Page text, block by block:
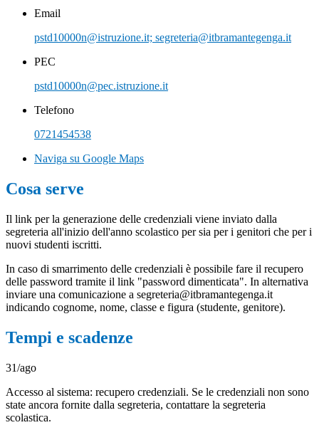
Email
pstd10000n@istruzione.it; segreteria@itbramantegenga.it
PEC
pstd10000n@pec.istruzione.it
Telefono
0721454538
Naviga su Google Maps
Cosa serve
Il link per la generazione delle credenziali viene inviato dalla
segreteria all'inizio dell'anno scolastico per sia per i genitori che per i
nuovi studenti iscritti.
In caso di smarrimento delle credenziali è possibile fare il recupero
delle password tramite il link "password dimenticata". In alternativa
inviare una comunicazione a segreteria@itbramantegenga.it
indicando cognome, nome, classe e figura (studente, genitore).
Tempi e scadenze
31/ago
Accesso al sistema: recupero credenziali. Se le credenziali non sono
state ancora fornite dalla segreteria, contattare la segreteria
scolastica.